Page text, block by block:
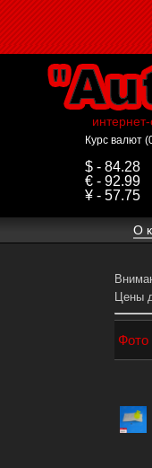
Курс валют
$ - 84.28
€ - 92.99
¥ - 57.75
О
Цены
Фото